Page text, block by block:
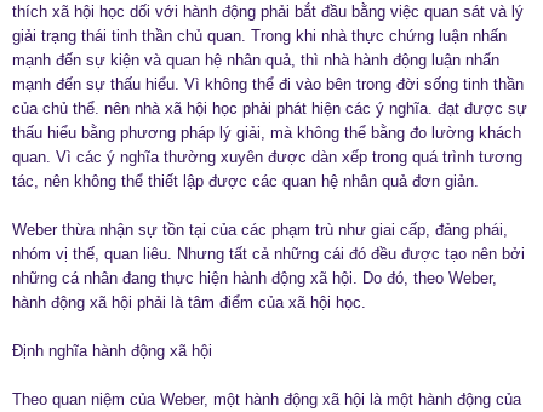
thích xã hội học dối với hành động phải bắt đầu bằng việc quan sát và lý
giải trạng thái tinh thần chủ quan. Trong khi nhà thực chứng luận nhấn
mạnh đến sự kiện và quan hệ nhân quả, thì nhà hành động luận nhấn
mạnh đến sự thấu hiểu. Vì không thể đi vào bên trong đời sống tinh thần
của chủ thể. nên nhà xã hội học phải phát hiện các ý nghĩa. đạt được sự
thấu hiểu bằng phương pháp lý giải, mà không thể bằng đo lường khách
quan. Vì các ý nghĩa thường xuyên được dàn xếp trong quá trình tương
tác, nên không thể thiết lập được các quan hệ nhân quả đơn giản.
Weber thừa nhận sự tồn tại của các phạm trù như giai cấp, đảng phái,
nhóm vị thế, quan liêu. Nhưng tất cả những cái đó đều được tạo nên bởi
những cá nhân đang thực hiện hành động xã hội. Do đó, theo Weber,
hành động xã hội phải là tâm điểm của xã hội học.
Định nghĩa hành động xã hội
Theo quan niệm của Weber, một hành động xã hội là một hành động của